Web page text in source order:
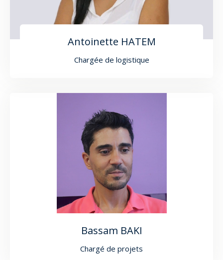
Antoinette HATEM
Chargée de logistique
Bassam BAKI
Chargé de projets